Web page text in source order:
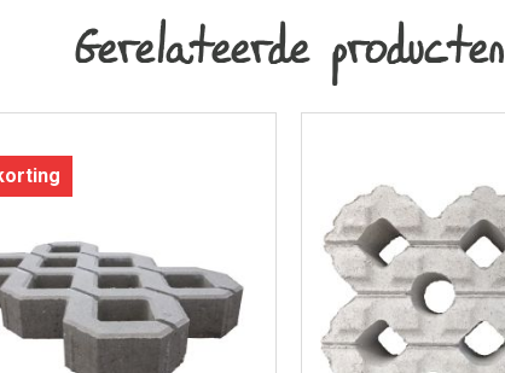
Gerelateerde producten